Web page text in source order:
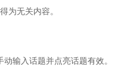
为无关内容。
输入话题并点亮话题有效。